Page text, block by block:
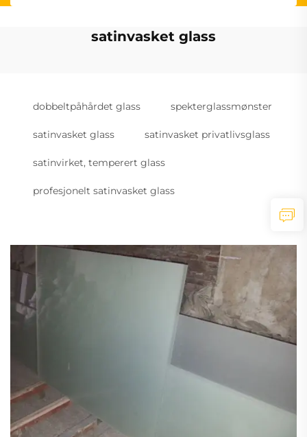
satinvasket glass
dobbeltpåhårdet glass spekterglassmønster
satinvasket glass satinvasket privatlivsglass
satinvirket, temperert glass
profesjonelt satinvasket glass